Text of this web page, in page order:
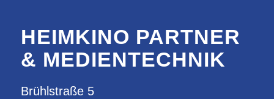
HEIMKINO PARTNER
& MEDIENTECHNIK
Brühlstraße 5